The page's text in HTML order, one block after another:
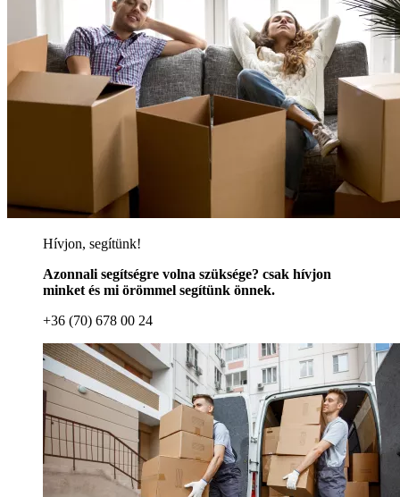
Hívjon, segítünk!
Azonnali segítségre volna szüksége? csak hívjon
minket és mi örömmel segítünk önnek.
+36 (70) 678 00 24